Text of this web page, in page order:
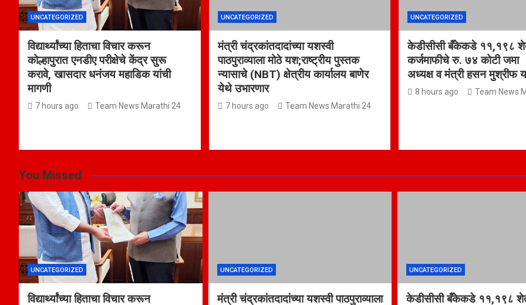
UNCATEGORIZED
विद्यार्थ्यांच्या हिताचा विचार करून
कोल्हापुरात एनडीए परीक्षेचे केंद्र सुरू
करावे, खासदार धनंजय महाडिक यांची
मागणी
7 hours ago Team News Marathi 24
UNCATEGORIZED
मंत्री चंद्रकांतदादांच्या यशस्वी
पाठपुराव्याला मोठे यश;राष्ट्रीय पुस्तक
न्यासाचे (NBT) क्षेत्रीय कार्यालय बाणेर
येथे उभारणार
7 hours ago Team News Marathi 24
UNCATEGORIZED
केडीसीसी बँकेकडे ११,१९८
कर्जमाफीचे रु. ७४ कोटी
अध्यक्ष व मंत्री हसन मुश्रीफ
8 hours ago Team News
You Missed
UNCATEGORIZED
विद्यार्थ्यांच्या हिताचा विचार करून
UNCATEGORIZED
मंत्री चंद्रकांतदादांच्या यशस्वी पाठपुराव्याला
UNCATEGORIZED
केडीसीसी बँकेकडे ११,१९८